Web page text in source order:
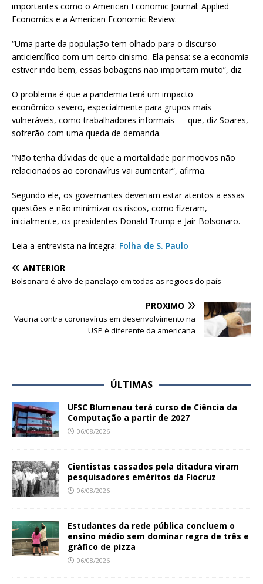
importantes como o American Economic Journal: Applied
Economics e a American Economic Review.
“Uma parte da população tem olhado para o discurso
anticientífico com um certo cinismo. Ela pensa: se a economia
estiver indo bem, essas bobagens não importam muito”, diz.
O problema é que a pandemia terá um impacto
econômico severo, especialmente para grupos mais
vulneráveis, como trabalhadores informais — que, diz Soares,
sofrerão com uma queda de demanda.
“Não tenha dúvidas de que a mortalidade por motivos não
relacionados ao coronavírus vai aumentar”, afirma.
Segundo ele, os governantes deveriam estar atentos a essas
questões e não minimizar os riscos, como fizeram,
inicialmente, os presidentes Donald Trump e Jair Bolsonaro.
Leia a entrevista na íntegra: Folha de S. Paulo
ANTERIOR
Bolsonaro é alvo de panelaço em todas as regiões do país
PRÓXIMO
Vacina contra coronavírus em desenvolvimento na
USP é diferente da americana
ÚLTIMAS
UFSC Blumenau terá curso de Ciência da
Computação a partir de 2027
06/08/2026
Cientistas cassados pela ditadura viram
pesquisadores eméritos da Fiocruz
06/08/2026
Estudantes da rede pública concluem o
ensino médio sem dominar regra de três e
gráfico de pizza
06/08/2026